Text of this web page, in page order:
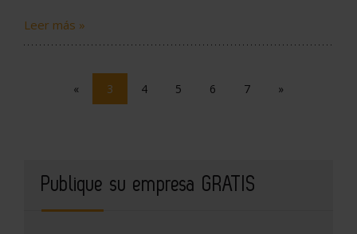
Leer más »
« 3 4 5 6 7 »
Publique su empresa GRATIS